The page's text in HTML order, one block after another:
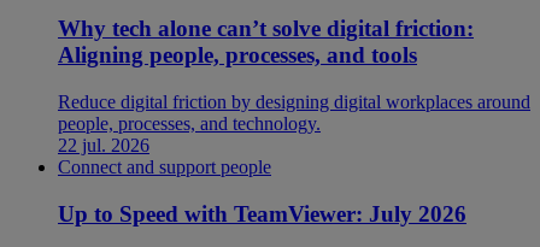
Why tech alone can’t solve digital friction:
Aligning people, processes, and tools
Reduce digital friction by designing digital workplaces around
people, processes, and technology.
22 jul. 2026
Connect and support people
Up to Speed with TeamViewer: July 2026